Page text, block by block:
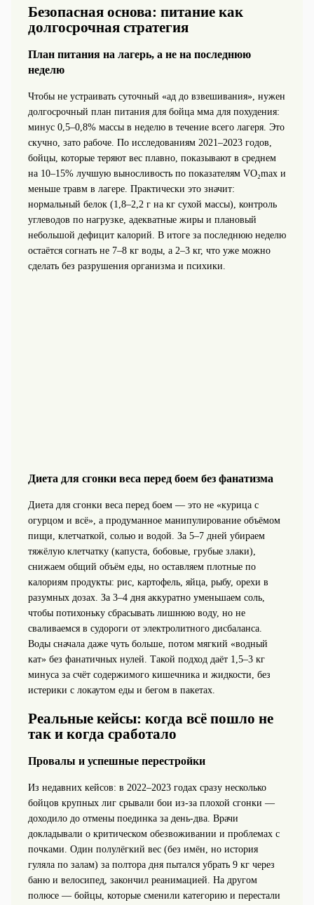
Безопасная основа: питание как
долгосрочная стратегия
План питания на лагерь, а не на последнюю
неделю
Чтобы не устраивать суточный «ад до взвешивания», нужен
долгосрочный план питания для бойца мма для похудения:
минус 0,5–0,8% массы в неделю в течение всего лагеря. Это
скучно, зато рабоче. По исследованиям 2021–2023 годов,
бойцы, которые теряют вес плавно, показывают в среднем
на 10–15% лучшую выносливость по показателям VO₂max и
меньше травм в лагере. Практически это значит:
нормальный белок (1,8–2,2 г на кг сухой массы), контроль
углеводов по нагрузке, адекватные жиры и плановый
небольшой дефицит калорий. В итоге за последнюю неделю
остаётся согнать не 7–8 кг воды, а 2–3 кг, что уже можно
сделать без разрушения организма и психики.
Диета для сгонки веса перед боем без фанатизма
Диета для сгонки веса перед боем — это не «курица с
огурцом и всё», а продуманное манипулирование объёмом
пищи, клетчаткой, солью и водой. За 5–7 дней убираем
тяжёлую клетчатку (капуста, бобовые, грубые злаки),
снижаем общий объём еды, но оставляем плотные по
калориям продукты: рис, картофель, яйца, рыбу, орехи в
разумных дозах. За 3–4 дня аккуратно уменьшаем соль,
чтобы потихоньку сбрасывать лишнюю воду, но не
сваливаемся в судороги от электролитного дисбаланса.
Воды сначала даже чуть больше, потом мягкий «водный
кат» без фанатичных нулей. Такой подход даёт 1,5–3 кг
минуса за счёт содержимого кишечника и жидкости, без
истерики с локаутом еды и бегом в пакетах.
Реальные кейсы: когда всё пошло не
так и когда сработало
Провалы и успешные перестройки
Из недавних кейсов: в 2022–2023 годах сразу несколько
бойцов крупных лиг срывали бои из‑за плохой сгонки —
доходило до отмены поединка за день‑два. Врачи
докладывали о критическом обезвоживании и проблемах с
почками. Один полулёгкий вес (без имён, но история
гуляла по залам) за полтора дня пытался убрать 9 кг через
баню и велосипед, закончил реанимацией. На другом
полюсе — бойцы, которые сменили категорию и перестали